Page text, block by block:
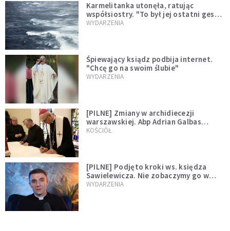
Karmelitanka utonęła, ratując
współsiostry. "To był jej ostatni gest
miłości"
WYDARZENIA
Śpiewający ksiądz podbija internet.
"Chcę go na swoim ślubie"
WYDARZENIA
[PILNE] Zmiany w archidiecezji
warszawskiej. Abp Adrian Galbas
wręczył dekrety nowym proboszczom
KOŚCIÓŁ
[PILNE] Podjęto kroki ws. księdza
Sawielewicza. Nie zobaczymy go w
mediach
WYDARZENIA